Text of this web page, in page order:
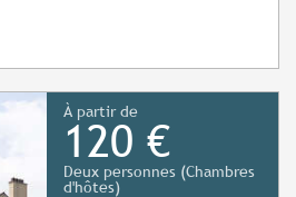
À partir de
120 €
Deux personnes (Chambres
d'hôtes)